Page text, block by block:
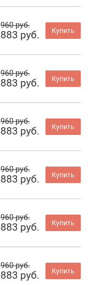
960 руб.
883 руб. Купить
960 руб.
883 руб. Купить
960 руб.
883 руб. Купить
960 руб.
883 руб. Купить
960 руб.
883 руб. Купить
960 руб.
883 руб. Купить